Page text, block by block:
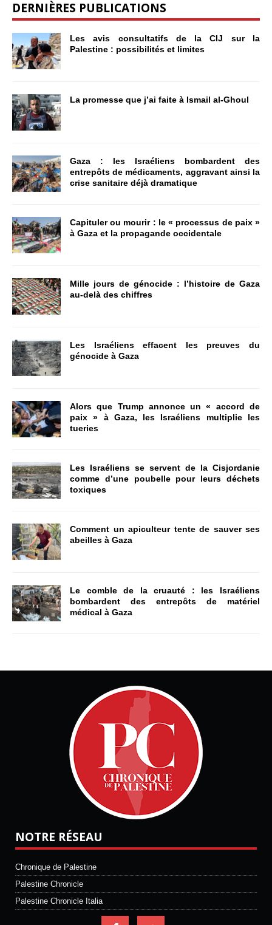
DERNIÈRES PUBLICATIONS
Les avis consultatifs de la CIJ sur la
Palestine : possibilités et limites
La promesse que j’ai faite à Ismail al-Ghoul
Gaza : les Israéliens bombardent des
entrepôts de médicaments, aggravant ainsi la
crise sanitaire déjà dramatique
Capituler ou mourir : le « processus de paix »
à Gaza et la propagande occidentale
Mille jours de génocide : l’histoire de Gaza
au-delà des chiffres
Les Israéliens effacent les preuves du
génocide à Gaza
Alors que Trump annonce un « accord de
paix » à Gaza, les Israéliens multiplie les
tueries
Les Israéliens se servent de la Cisjordanie
comme d’une poubelle pour leurs déchets
toxiques
Comment un apiculteur tente de sauver ses
abeilles à Gaza
Le comble de la cruauté : les Israéliens
bombardent des entrepôts de matériel
médical à Gaza
NOTRE RÉSEAU
Chronique de Palestine
Palestine Chronicle
Palestine Chronicle Italia